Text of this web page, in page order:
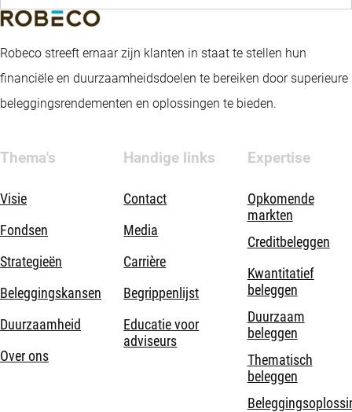
Robeco streeft ernaar zijn klanten in staat te stellen hun
financiële en duurzaamheidsdoelen te bereiken door superieure
beleggingsrendementen en oplossingen te bieden.
Thema's
Visie
Fondsen
Strategieën
Beleggingskansen
Duurzaamheid
Over ons
Handige links
Contact
Media
Carrière
Begrippenlijst
Educatie voor
adviseurs
Expertise
Opkomende
markten
Creditbeleggen
Kwantitatief
beleggen
Duurzaam
beleggen
Thematisch
beleggen